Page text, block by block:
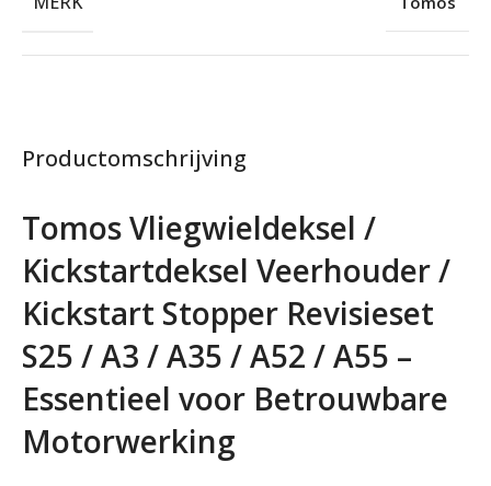
Productomschrijving
Tomos Vliegwieldeksel /
Kickstartdeksel Veerhouder /
Kickstart Stopper Revisieset
S25 / A3 / A35 / A52 / A55 –
Essentieel voor Betrouwbare
Motorwerking